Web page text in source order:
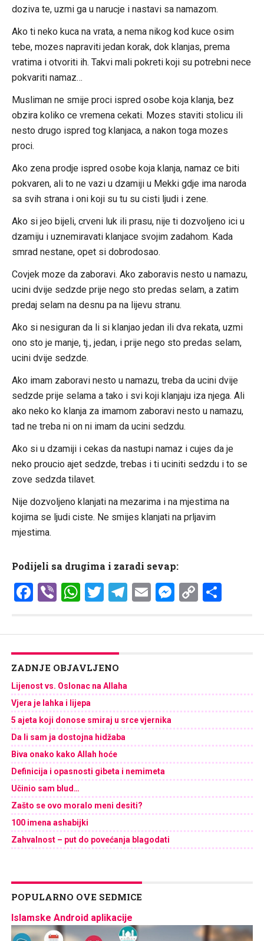
doziva te, uzmi ga u narucje i nastavi sa namazom.
Ako ti neko kuca na vrata, a nema nikog kod kuce osim
tebe, mozes napraviti jedan korak, dok klanjas, prema
vratima i otvoriti ih. Takvi mali pokreti koji su potrebni nece
pokvariti namaz…
Musliman ne smije proci ispred osobe koja klanja, bez
obzira koliko ce vremena cekati. Mozes staviti stolicu ili
nesto drugo ispred tog klanjaca, a nakon toga mozes
proci.
Ako zena prodje ispred osobe koja klanja, namaz ce biti
pokvaren, ali to ne vazi u dzamiji u Mekki gdje ima naroda
sa svih strana i oni koji su tu su cisti ljudi i zene.
Ako si jeo bijeli, crveni luk ili prasu, nije ti dozvoljeno ici u
dzamiju i uznemiravati klanjace svojim zadahom. Kada
smrad nestane, opet si dobrodosao.
Covjek moze da zaboravi. Ako zaboravis nesto u namazu,
ucini dvije sedzde prije nego sto predas selam, a zatim
predaj selam na desnu pa na lijevu stranu.
Ako si nesiguran da li si klanjao jedan ili dva rekata, uzmi
ono sto je manje, tj., jedan, i prije nego sto predas selam,
ucini dvije sedzde.
Ako imam zaboravi nesto u namazu, treba da ucini dvije
sedzde prije selama a tako i svi koji klanjaju iza njega. Ali
ako neko ko klanja za imamom zaboravi nesto u namazu,
tad ne treba ni on ni imam da ucini sedzdu.
Ako si u dzamiji i cekas da nastupi namaz i cujes da je
neko proucio ajet sedzde, trebas i ti uciniti sedzdu i to se
zove sedzda tilavet.
Nije dozvoljeno klanjati na mezarima i na mjestima na
kojima se ljudi ciste. Ne smijes klanjati na prljavim
mjestima.
Podijeli sa drugima i zaradi sevap:
Facebook
ViberWhatsApp
Twitter
Telegram
EmailCopy
ZADNJE OBJAVLJENO
Lijenost vs. Oslonac na Allaha
Vjera je lahka i lijepa
5 ajeta koji donose smiraj u srce vjernika
Da li sam ja dostojna hidžaba
Biva onako kako Allah hoće
Definicija i opasnosti gibeta i nemimeta
Učinio sam blud…
Zašto se ovo moralo meni desiti?
100 imena ashabijki
Zahvalnost – put do povećanja blagodati
POPULARNO OVE SEDMICE
Islamske Android aplikacije